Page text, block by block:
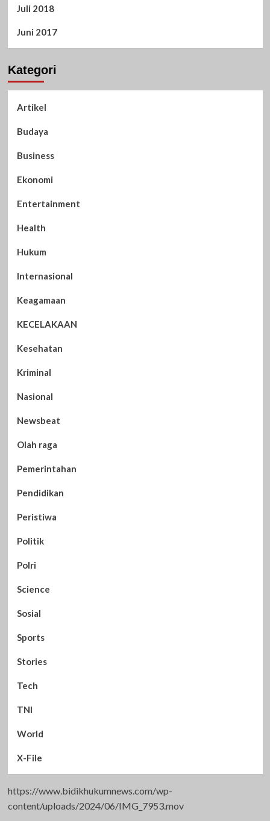
Juli 2018
Juni 2017
Kategori
Artikel
Budaya
Business
Ekonomi
Entertainment
Health
Hukum
Internasional
Keagamaan
KECELAKAAN
Kesehatan
Kriminal
Nasional
Newsbeat
Olah raga
Pemerintahan
Pendidikan
Peristiwa
Politik
Polri
Science
Sosial
Sports
Stories
Tech
TNI
World
X-File
https://www.bidikhukumnews.com/wp-
content/uploads/2024/06/IMG_7953.mov